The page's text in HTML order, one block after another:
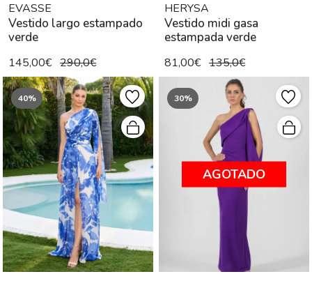
EVASSE
Vestido largo estampado
verde
145,00€ 290,0€
HERYSA
Vestido midi gasa
estampada verde
81,00€ 135,0€
40% 30%
AGOTADO